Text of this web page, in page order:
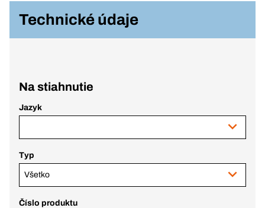
Technické údaje
Na stiahnutie
Jazyk
Typ
Všetko
Číslo produktu